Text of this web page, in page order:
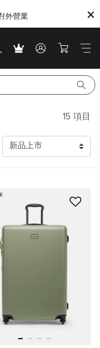
外營業
15 項目